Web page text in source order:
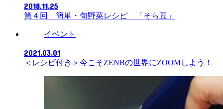
2018.11.25
第４回 簡単・旬野菜レシピ 「そら豆」
イベント
2021.03.01
＜レシピ付き＞今こそZENBの世界にZOOMしよう！